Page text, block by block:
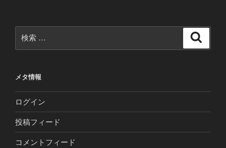
索:
メタ情報
ログイン
投稿フィード
コメントフィード